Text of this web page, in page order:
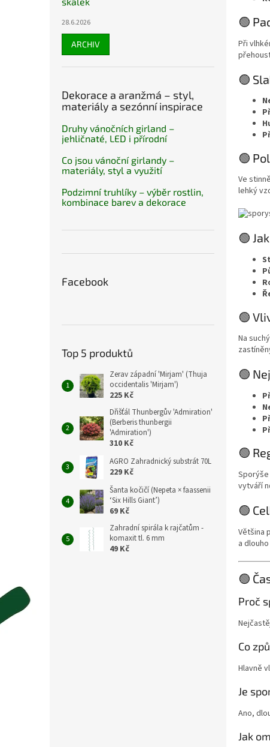
28.6.2026
ARCHIV
Dekorace a aranžmá – styl,
materiály a sezónní inspirace
Druhy vánočních girland –
jehličnaté, LED i přírodní
Co jsou vánoční girlandy –
materiály, styl a využití
Podzimní truhlíky – výběr rostlin,
kombinace barev a dekorace
Facebook
Top 5 produktů
Zerav západní 'Mirjam' (Thuja
occidentalis 'Mirjam')
225 Kč
Dřišťál Thunbergův 'Admiration'
(Berberis thunbergii
'Admiration')
310 Kč
AGRO Zahradnický substrát 70L
229 Kč
Šanta kočičí (Nepeta × faassenii
‘Six Hills Giant’)
69 Kč
Zahradní spirála k rajčatům -
komaxit tl. 6 mm
49 Kč
🟢
Při
🟢
🟢
Ve
lehký
🟢
🟢
Na
🟢
🟢
vytváří
🟢
Většina
a
🟢
Proč
Co
Hlavně
Je
Ano,
Jak